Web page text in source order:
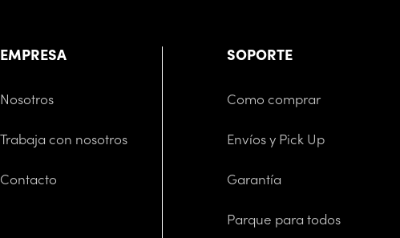
EMPRESA
Nosotros
Trabaja con nosotros
Contacto
SOPORTE
Como comprar
Envíos y Pick Up
Garantía
Parque para todos